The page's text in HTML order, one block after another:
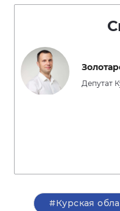
Депутат
#Курская